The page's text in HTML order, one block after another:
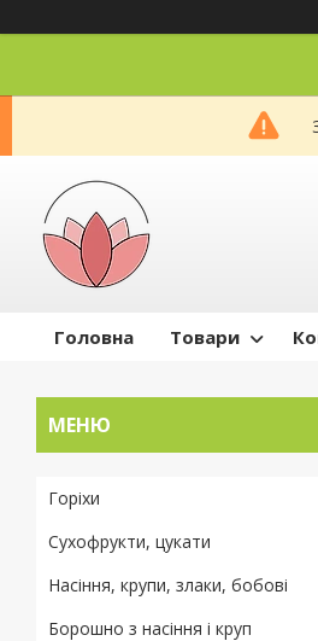
Головна Товари
Горіхи
Сухофрукти, цукати
Насіння, крупи, злаки, бобові
Борошно з насіння і круп